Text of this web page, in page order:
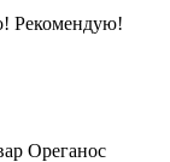
Рекомендую!
Ореганос